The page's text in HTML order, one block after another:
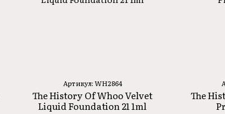
Артикул: WH2864
The History Of Whoo Velvet
Liquid Foundation 21 1ml
The